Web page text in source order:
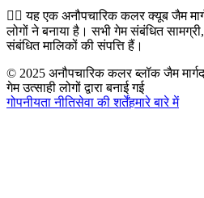
👉🏻यह एक अनौपचारिक कलर क्यूब जैम
लोगों ने बनाया है। सभी गेम संबंधित
संबंधित मालिकों की संपत्ति हैं।
© 2025 अनौपचारिक कलर ब्लॉक जैम
गेम उत्साही लोगों द्वारा बनाई गई
गोपनीयता नीतिसेवा की शर्तेंहमारे बारे में